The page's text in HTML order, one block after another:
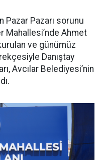
Pazar Pazarı sorunu
Mahallesi’nde Ahmet
ve günümüz
Danıştay
Avcılar Belediyesi’nin